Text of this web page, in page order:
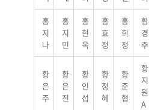
홍
지
나
홍
지
민
홍
현
옥
홍
효
정
홍
희
정
황
경
주
황
은
주
황
은
진
황
인
섭
황
정
혜
황
준
협
황
지
원
A